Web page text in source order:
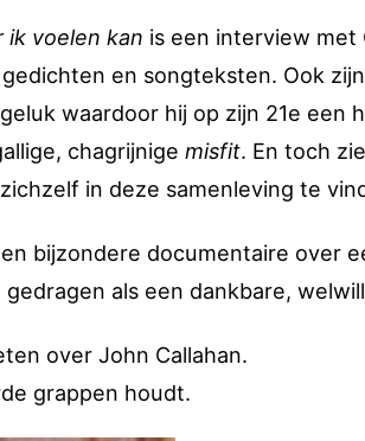
ik voelen kan is een interview met
en songteksten. Ook
waardoor hij op zijn 21e een
chagrijnige misfit. En toch
in deze samenleving te
bijzondere documentaire over
als een dankbare,
over John Callahan.
grappen houdt.